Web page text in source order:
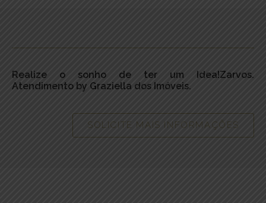
Realize o sonho de ter um Idea!Zarvos.
Atendimento by Graziella dos Imóveis.
SOLICITE MAIS INFORMAÇÕES